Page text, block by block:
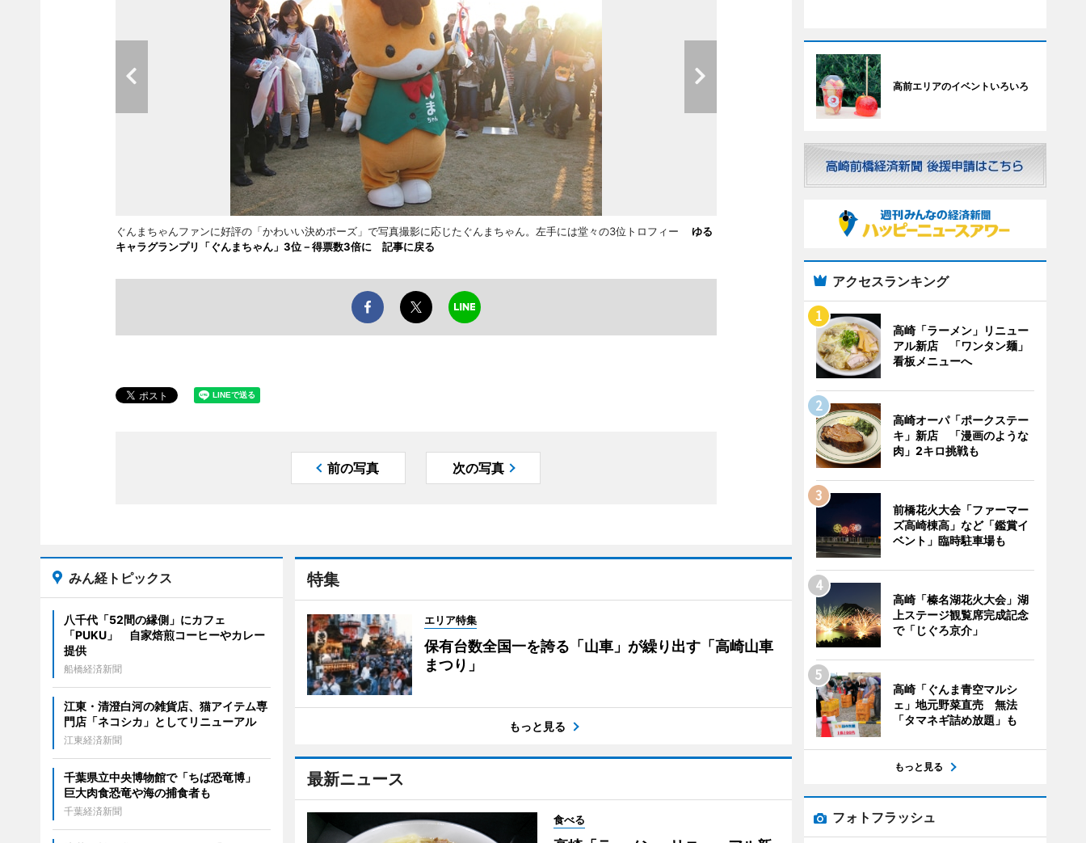
ぐんまちゃんファンに好評の「かわいい決めポーズ」で写真撮影に応じたぐんまちゃん。左手には堂々の3位トロフィー
ゆる
キャラグランプリ「ぐんまちゃん」3位－得票数3倍に 記事に戻る
前の写真 次の写真
特集
エリア特集
保有台数全国一を誇る「山車」が繰り出す「高崎山車
まつり」
もっと見る
最新ニュース
食べる
みん経トピックス
八千代「52間の縁側」にカフェ
「PUKU」 自家焙煎コーヒーやカレー
提供
船橋経済新聞
江東・清澄白河の雑貨店、猫アイテム専
門店「ネコシカ」としてリニューアル
江東経済新聞
千葉県立中央博物館で「ちば恐竜博」
巨大肉食恐竜や海の捕食者も
千葉経済新聞
高前エリアのイベントいろいろ
アクセスランキング
高崎「ラーメン」リニュー
アル新店 「ワンタン麺」
看板メニューへ
高崎オーパ「ポークステー
キ」新店 「漫画のような
肉」2キロ挑戦も
前橋花火大会「ファーマー
ズ高崎棟高」など「鑑賞イ
ベント」臨時駐車場も
高崎「榛名湖花火大会」湖
上ステージ観覧席完成記念
で「じぐろ京介」
高崎「ぐんま青空マルシ
ェ」地元野菜直売 無法
「タマネギ詰め放題」も
もっと見る
フォトフラッシュ